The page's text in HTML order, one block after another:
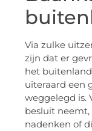
Via zulke
zijn dat er
het
uiteraard een
weggelegd is.
besluit neemt,
nadenken of